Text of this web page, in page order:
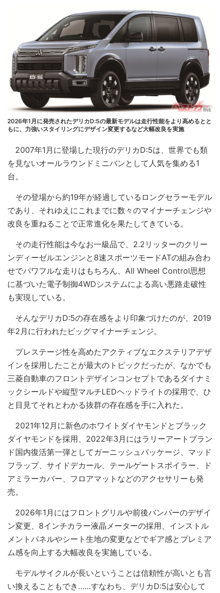
2026年1月に発売されたデリカD:5の最新モデルは走行性能をより高めるとと
もに、力強いスタイリングにデザイン変更するなど大幅改良を実施
2007年1月に登場した現行のデリカD:5は、世界でも類
を見ないオールラウンドミニバンとして人気を集める1
台。
その登場から約19年が経過しているロングセラーモデル
であり、それゆえにこれまでに数々のマイナーチェンジや
改良を重ねることで正常進化を果たしてきている。
その走行性能は今なお一級品で、2.2リッターのクリー
ンディーゼルエンジンと8速スポーツモードATの組み合わ
せでパワフルな走りはもちろん、All Wheel Control思想
に基づいた電子制御4WDシステムによる高い悪路走破性
も実現している。
そんなデリカD:5の存在感をより印象づけたのが、2019
年2月に行われたビッグマイナーチェンジ。
プレステージ性を高めたアクティブなエクステリアデザ
インを採用したことが最大のトピックだったが、なかでも
三菱自動車のフロントデザインコンセプトであるダイナミ
ックシールドや縦型マルチLEDヘッドライトの採用で、ひ
と目見てそれとわかる抜群の存在感を手に入れた。
2021年12月に新色のホワイトダイヤモンドとブラック
ダイヤモンドを採用、2022年3月にはラリーアートブラン
ド国内復活第一弾としてガーニッシュパッケージ、マッド
フラップ、サイドデカール、テールゲートスポイラー、ド
アミラーカバー、フロアマットなどのアクセサリーも発
売。
2026年1月にはフロントグリルや前後バンパーのデザイ
ン変更、8インチカラー液晶メーターの採用、インストル
メントパネルやシート生地の変更などでギア感とプレミア
ム感を向上する大幅改良を実施している。
モデルサイクルが長いということは信頼性が高いとも言
い換えることもでき……すなわち、デリカD:5は安心して